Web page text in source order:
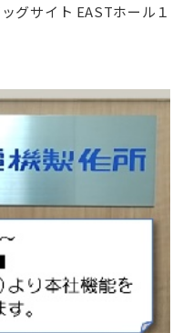
グサイト EASTホール１